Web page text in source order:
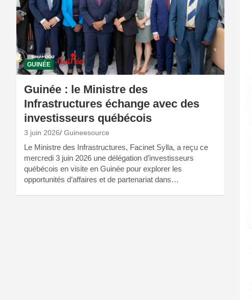
GUINÉE
Guinée : le Ministre des
Infrastructures échange avec des
investisseurs québécois
3 juin 2026 Guineesource
Le Ministre des Infrastructures, Facinet Sylla, a reçu ce
mercredi 3 juin 2026 une délégation d’investisseurs
québécois en visite en Guinée pour explorer les
opportunités d’affaires et de partenariat dans…